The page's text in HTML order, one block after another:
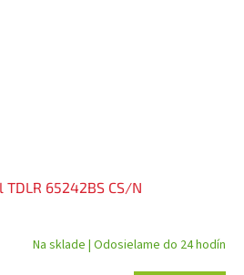
65242BS CS/N
Na sklade | Odosielame do 24 hodín